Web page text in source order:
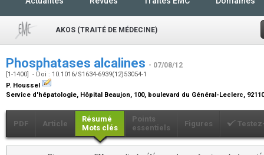
AKOS (TRAITÉ DE MÉDECINE)
Phosphatases alcalines - 07/08/12
[1-1400] - Doi : 10.1016/S1634-6939(12)53054-1
P. Houssel
Service d'hépatologie, Hôpital Beaujon, 100, boulevard du Général-Leclerc,
PDF Article
Résumé
Mots clés
Points
essentiels
Figures